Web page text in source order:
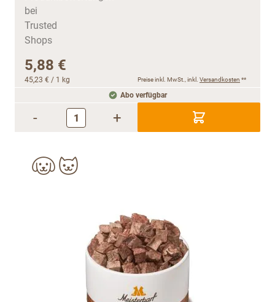
5,88 €
45,23 € / 1 kg Preise inkl. MwSt., inkl. Versandkosten **
Abo verfügbar
- +